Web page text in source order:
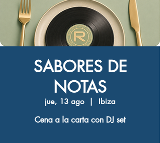
SABORES DE
NOTAS
jue, 13 ago
  |
Ibiza
Cena a la carta con DJ set